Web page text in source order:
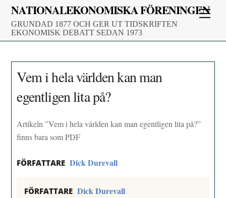
Skip
content
NATIONALEKONOMISKA FÖRENINGEN
GRUNDAD 1877 OCH GER UT TIDSKRIFTEN
EKONOMISK DEBATT SEDAN 1973
Vem i hela världen kan man
egentligen lita på?
Artikeln ”Vem i hela världen kan man egentligen lita på?”
finns bara som PDF
FÖRFATTARE Dick Durevall
FÖRFATTARE Dick Durevall